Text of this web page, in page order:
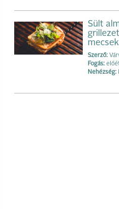
Sült
Szerző:
Fogás:
Nehézség: